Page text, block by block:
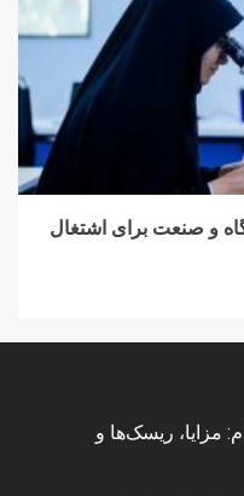
و صنعت برای اشتغال
مزایا، ریسک‌ها و